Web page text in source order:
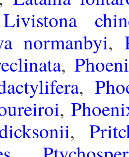
Livistona
normanbyi,
,
,
,
,